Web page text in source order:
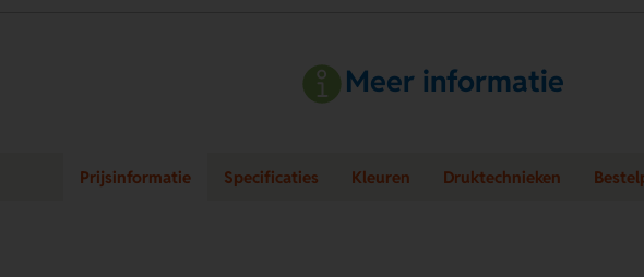
Meer informatie
Prijsinformatie Specificaties Kleuren Druktechnieken